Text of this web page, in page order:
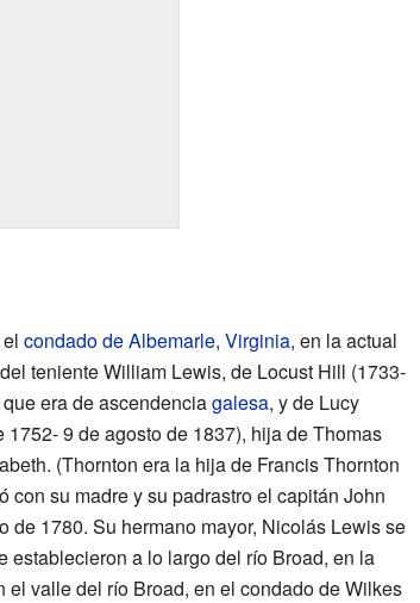
condado de Albemarle, Virginia, en la actual
teniente William Lewis, de Locust Hill (1733-
era de ascendenciagalesa, y de Lucy
1752- 9 de agosto de 1837), hija de Thomas
(Thornton era la hija de Francis Thornton
con su madre y su padrastro el capitán John
de 1780. Su hermano mayor, Nicolás Lewis se
establecieron a lo largo del río Broad, en la
el valle del río Broad, en el condado de Wilkes